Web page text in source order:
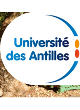
au
contenu